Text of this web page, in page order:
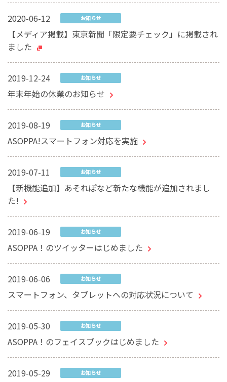
2020-06-12 お知らせ
【メディア掲載】東京新聞「限定要チェック」に掲載され
ました
2019-12-24 お知らせ
年末年始の休業のお知らせ
2019-08-19 お知らせ
ASOPPA!スマートフォン対応を実施
2019-07-11 お知らせ
【新機能追加】あそれぽなど新たな機能が追加されまし
た!
2019-06-19 お知らせ
ASOPPA！のツイッターはじめました
2019-06-06 お知らせ
スマートフォン、タブレットへの対応状況について
2019-05-30 お知らせ
ASOPPA！のフェイスブックはじめました
2019-05-29 お知らせ